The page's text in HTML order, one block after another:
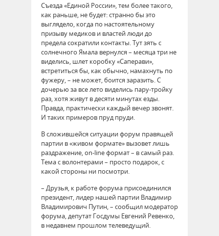
Съезда «Единой России», тем более такого,
как раньше, не будет: странно бы это
выглядело, когда по настоятельному
призыву медиков и властей люди до
предела сократили контакты. Тут зять с
солнечного Ямала вернулся – месяца три не
виделись, шлет коробку «Саперави»,
встретиться бы, как обычно, намахнуть по
фужеру, – не может, боится заразить. С
дочерью за все лето виделись пару-тройку
раз, хотя живут в десяти минутах езды.
Правда, практически каждый вечер звонят.
И таких примеров пруд пруди.
В сложившейся ситуации форум правящей
партии в «живом формате» вызовет лишь
раздражение, on-line формат – в самый раз.
Тема с волонтерами – просто подарок, с
какой стороны ни посмотри.
– Друзья, к работе форума присоединился
президент, лидер нашей партии Владимир
Владимирович Путин, – сообщил модератор
форума, депутат Госдумы Евгений Ревенко,
в недавнем прошлом телеведущий.